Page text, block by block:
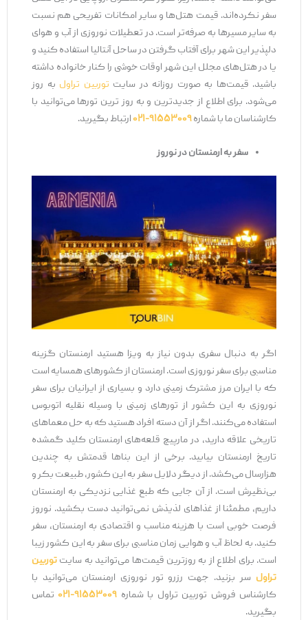
سفر نکرده‌اند. قیمت هتل‌ها و سایر امکانات تفریحی هم نسبت
به سایر مسیرها به صرفه‌تر است. در تعطیلات نوروزی از آب و هوای
دلپذیر این شهر برای آفتاب گرفتن در ساحل آنتالیا استفاده کنید و
یا در هتل‌های مجلل این شهر اوقات خوشی را کنار خانواده داشته
باشید. قیمت‌ها به صورت روزانه در سایتتوربین تراولبه روز
می‌شود. برای اطلاع از جدیدترین و به روز ترین تورها می‌توانید با
کارشناسان ما با شماره۹۱۵۵۳۰۰۹-۰۲۱ ارتباط بگیرید.
سفر به ارمنستان در نوروز
اگر به دنبال سفری بدون نیاز به ویزا هستید ارمنستان گزینه
مناسبی برای سفر نوروزی است. ارمنستان از کشورهای همسایه است
که با ایران مرز مشترک زمینی دارد و بسیاری از ایرانیان برای سفر
نوروزی به این کشور از تورهای زمینی با وسیله نقلیه اتوبوس
استفاده می‌کنند. اگر از آن دسته افراد هستید که به حل معماهای
تاریخی علاقه دارید، در مارپیچ قلعه‌های ارمنستان کلید گمشده
تاریخ ارمنستان بیابید. برخی از این بناها قدمتش به چندین
هزارسال می‌کشد. از دیگر دلایل سفر به این کشور، طبیعت بکر و
بی‌نظیرش است. از آن جایی که طبع غذایی نزدیکی به ارمنستان
داریم، مطمئنا از غذاهای لذیذش نمی‌توانید دست بکشید. نوروز
فرصت خوبی است با هزینه مناسب و اقتصادی به ارمنستان، سفر
کنید. به لحاظ آب و هوایی زمان مناسبی برای سفر به این کشور زیبا
است. برای اطلاع از به روزترین قیمت‌ها می‌توانید به سایتتوربین
تراولسر بزنید. جهت رزرو تور نوروزی ارمنستان می‌توانید با
کارشناس فروش توربین تراول با شماره۹۱۵۵۳۰۰۹-۰۲۱
تماس
بگیرید.